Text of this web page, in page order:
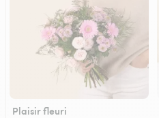
Plaisir fleuri